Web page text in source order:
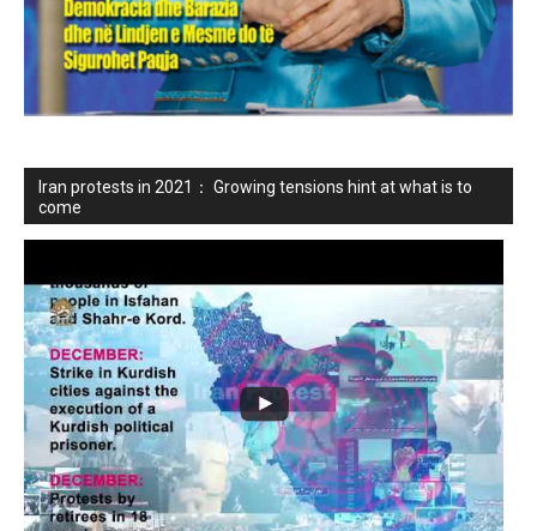
Iran protests in 2021： Growing tensions hint at what is to
come